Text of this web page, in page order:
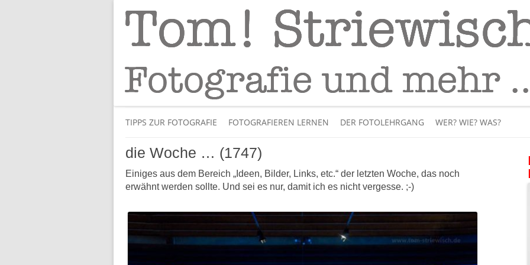
Tom! Striewisch – Fotografieren lernen
Tipps und Tricks und Meinungen zur Fotografie
to
TIPPS ZUR FOTOGRAFIE FOTOGRAFIEREN LERNEN DER FOTOLEHRGANG WER? WIE? WAS?
BÜCHER
VIDEOS UND LEHRFILME
IM INTERNET
die Woche … (1747)
Einiges aus dem Bereich „Ideen, Bilder, Links, etc.“ der letzten Woche, das noch
erwähnt werden sollte. Und sei es nur, damit ich es nicht vergesse. ;-)